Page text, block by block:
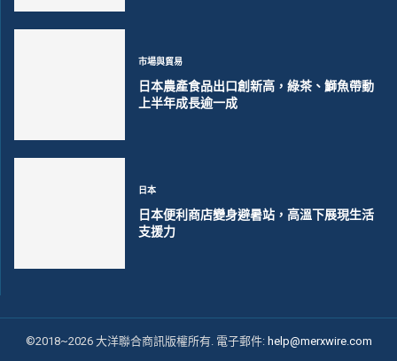
市場與貿易
日本農產食品出口創新高，綠茶、鰤魚帶動
上半年成長逾一成
日本
日本便利商店變身避暑站，高溫下展現生活
支援力
©2018~2026 大洋聯合商訊版權所有. 電子郵件: help@merxwire.com